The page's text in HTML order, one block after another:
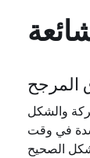
المرجح
والشكل
في وقت